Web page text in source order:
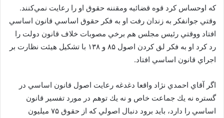
كه اوحساس كرد قوه قضائيه ومقننه حقوق او را رعايت نمي‌كنند.
وقتي جوانفكر به زندان رفت او به فكر حقوق اساسي قانون اساسي
افتاد ووقتي رئيس مجلس هم برخي مصوبات خلاف قانون دولت را
رد كرد او به فكر لق كردن اصول ۸۵ و ۱۳۸ با تشكيل هيئت نظارت بر
اجراي قانون اساسي افتاد.
اگر آقاي احمدي نژاد واقعا دغدغه رعايت اصول قانون اساسي در
گستره نه يك جماعت خاص و نه يك توهم در مورد تفسير قانون
اساسي را دارد، بايد برود دنبال اصولي كه از حقوق ۷۵ ميليون